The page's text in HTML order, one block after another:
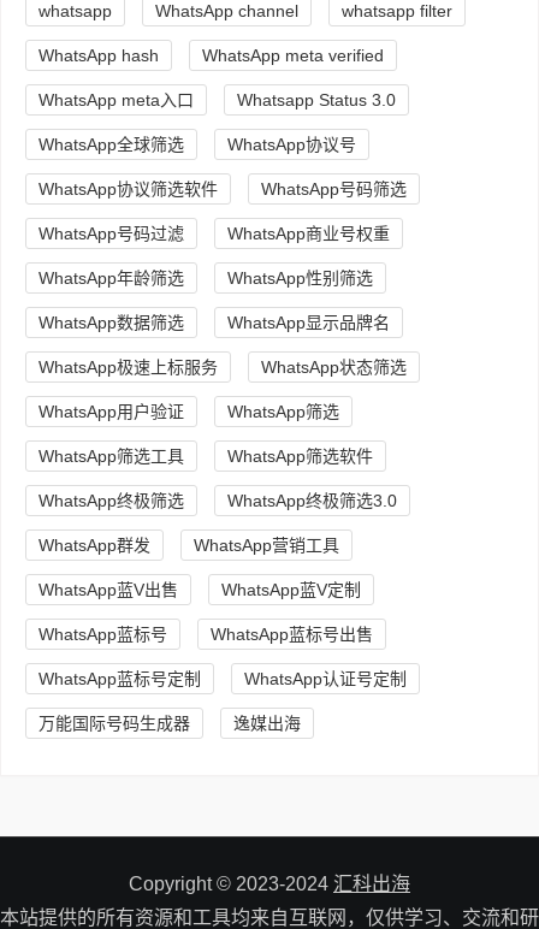
whatsapp WhatsApp channel whatsapp filter
WhatsApp hash WhatsApp meta verified
WhatsApp meta入口 Whatsapp Status 3.0
WhatsApp全球筛选 WhatsApp协议号
WhatsApp协议筛选软件 WhatsApp号码筛选
WhatsApp号码过滤 WhatsApp商业号权重
WhatsApp年龄筛选 WhatsApp性别筛选
WhatsApp数据筛选 WhatsApp显示品牌名
WhatsApp极速上标服务 WhatsApp状态筛选
WhatsApp用户验证 WhatsApp筛选
WhatsApp筛选工具 WhatsApp筛选软件
WhatsApp终极筛选 WhatsApp终极筛选3.0
WhatsApp群发 WhatsApp营销工具
WhatsApp蓝V出售 WhatsApp蓝V定制
WhatsApp蓝标号 WhatsApp蓝标号出售
WhatsApp蓝标号定制 WhatsApp认证号定制
万能国际号码生成器 逸媒出海
Copyright © 2023-2024 汇科出海
本站提供的所有资源和工具均来自互联网，仅供学习、交流和研